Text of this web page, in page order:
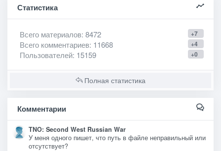
Статистика
+7
Всего материалов: 8472
+4
Всего комментариев: 11668
+0
Пользователей: 15159
Полная статистика
Комментарии
TNO: Second West Russian War
У меня одного пишет, что путь в файле неправильный или
отсутствует?